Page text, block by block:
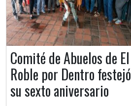
Comité de Abuelos de El
Roble por Dentro festejó
su sexto aniversario